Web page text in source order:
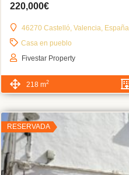
220,000€
46270 Castelló, Valencia, España
Casa en pueblo
Fivestar Property
218 m2
RESERVADA